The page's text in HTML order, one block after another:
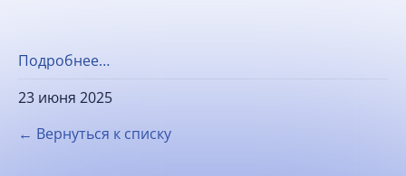
Подробнее…
23 июня 2025
← Вернуться к списку